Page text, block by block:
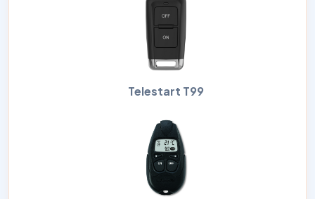
Telestart T99